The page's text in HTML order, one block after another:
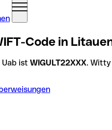
Code in
Uab ist WIGULT22XXX. Witty